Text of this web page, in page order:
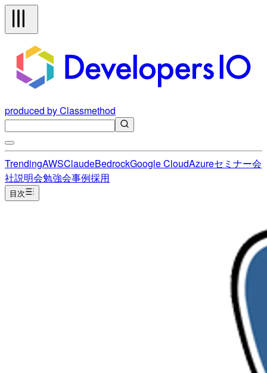
produced by Classmethod
TrendingAWSClaudeBedrockGoogle CloudAzureセミナー会
社説明会勉強会事例採用
目次